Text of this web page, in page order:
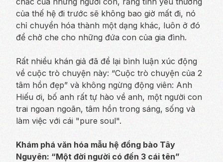
của thế hệ đi trước sẽ không bao giờ mất đi, nó
chỉ chuyển hóa thành một dạng khác, luôn ở đó
để chở che cho những đứa con của gia đình.
Rất nhiều khán giả đã để lại bình luận xúc động
về cuộc trò chuyện này: “Cuộc trò chuyện của 2
tâm hồn đẹp” và không ngừng động viên: Anh
Hiếu ơi, bố anh rất tự hào về anh, một người con
trai ngoan ngoãn, tâm hồn trong sáng, sống và
làm việc với cái "pure soul".
Khám phá văn hóa mẫu hệ đồng bào Tây
Nguyên: “Một đời người có đến 3 cái tên”